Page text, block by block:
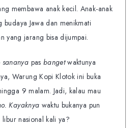
membawa anak kecil. Anak-anak
Jawa dan menikmati
yang jarang bisa dijumpai.
sananya pas bangetwaktunya
Warung Kopi Klotok ini buka
9 malam. Jadi, kalau mau
Kayaknya waktu bukanya pun
nasional kali ya?